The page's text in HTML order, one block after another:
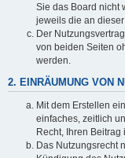
Sie das Board nicht
jeweils die an
Der
von beiden Seiten
werden.
2. EINRÄUMUNG VON
Mit dem Erstellen
einfaches, zeitlich
Recht, Ihren
Das Nutzungsrecht